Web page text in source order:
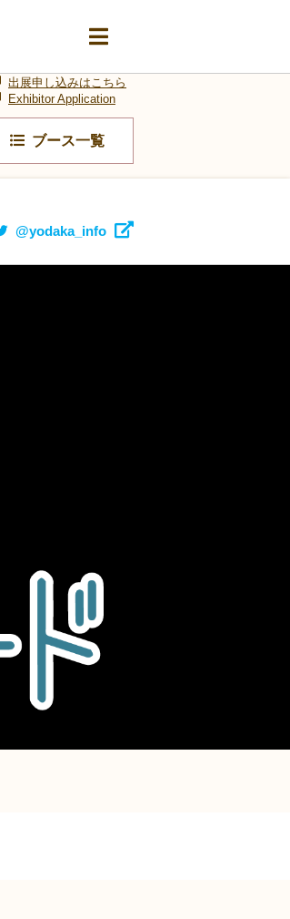
ブース一覧
出展申し込みはこちら
Exhibitor Application
@yodaka_info